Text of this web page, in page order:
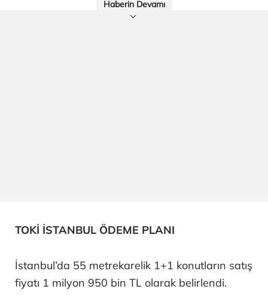
Haberin Devamı
TOKİ İSTANBUL ÖDEME PLANI
İstanbul’da 55 metrekarelik 1+1 konutların satış
fiyatı 1 milyon 950 bin TL olarak belirlendi.